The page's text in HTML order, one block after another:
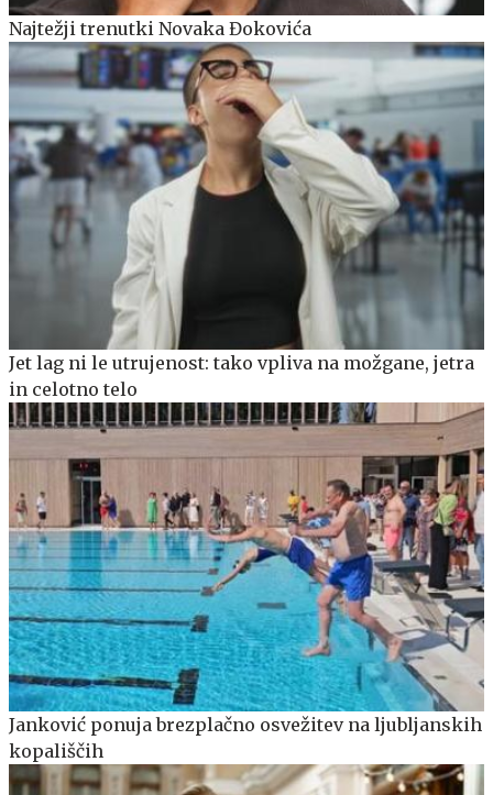
Najtežji trenutki Novaka Đokovića
Jet lag ni le utrujenost: tako vpliva na možgane, jetra
in celotno telo
Janković ponuja brezplačno osvežitev na ljubljanskih
kopališčih